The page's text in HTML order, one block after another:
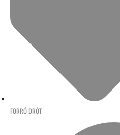
FORRÓ DRÓT